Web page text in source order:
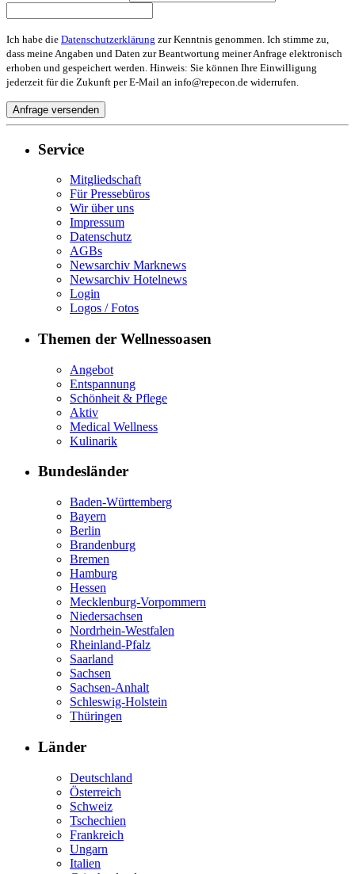
Ich habe die Datenschutzerklärung zur Kenntnis genommen. Ich stimme zu,
dass meine Angaben und Daten zur Beantwortung meiner Anfrage elektronisch
erhoben und gespeichert werden. Hinweis: Sie können Ihre Einwilligung
jederzeit für die Zukunft per E-Mail an info@repecon.de widerrufen.
Service
Mitgliedschaft
Für Pressebüros
Wir über uns
Impressum
Datenschutz
AGBs
Newsarchiv Marknews
Newsarchiv Hotelnews
Login
Logos / Fotos
Themen der Wellnessoasen
Angebot
Entspannung
Schönheit & Pflege
Aktiv
Medical Wellness
Kulinarik
Bundesländer
Baden-Württemberg
Bayern
Berlin
Brandenburg
Bremen
Hamburg
Hessen
Mecklenburg-Vorpommern
Niedersachsen
Nordrhein-Westfalen
Rheinland-Pfalz
Saarland
Sachsen
Sachsen-Anhalt
Schleswig-Holstein
Thüringen
Länder
Deutschland
Österreich
Schweiz
Tschechien
Frankreich
Ungarn
Italien